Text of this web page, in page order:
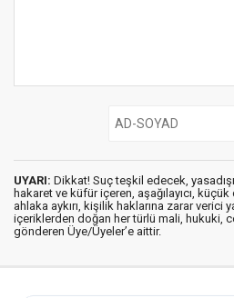
UYARI: Dikkat! Suç teşkil edecek,
hakaret ve küfür içeren, aşağılayıcı,
ahlaka aykırı, kişilik haklarına zarar verici
içeriklerden doğan her türlü mali, hukuki,
gönderen Üye/Üyeler’e aittir.